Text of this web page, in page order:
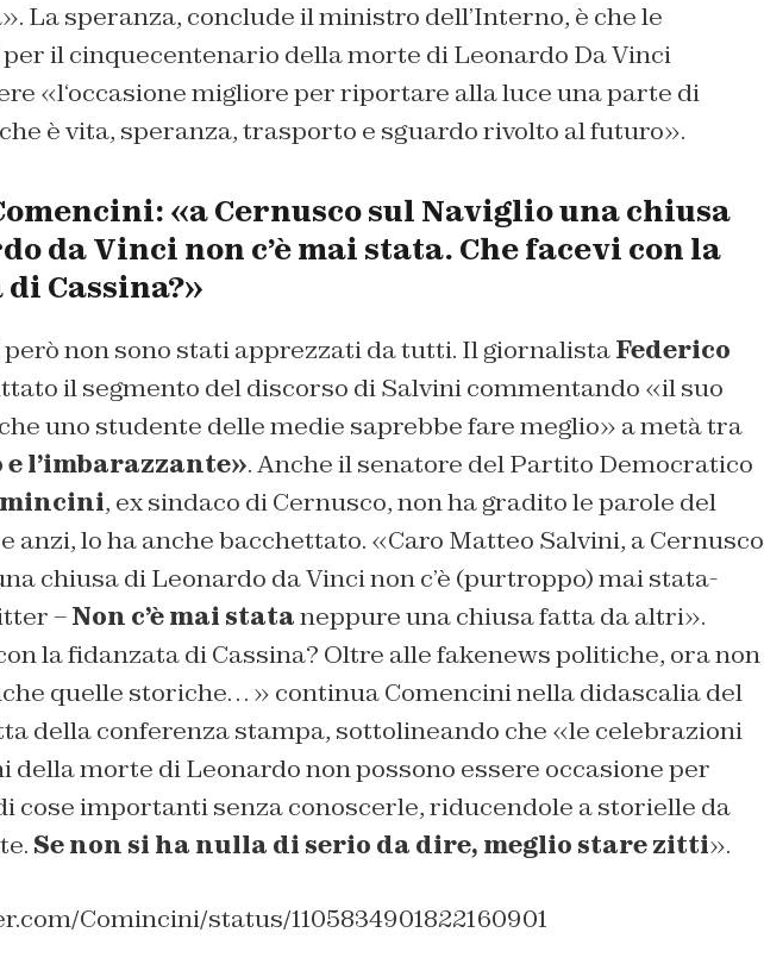
La speranza, conclude il ministro dell’Interno, è che le
il cinquecentenario della morte di Leonardo Da Vinci
«l‘occasione migliore per riportare alla luce una parte di
che è vita, speranza, trasporto e sguardo rivolto al futuro».
«aCernuscosul Naviglio una chiusa
da Vinci non c’è mai stata. Che facevi con la
Cassina?»
non sono stati apprezzati da tutti. Il giornalistaFederico
il segmento del discorso di Salvini commentando «il suo
uno studente delle medie saprebbe fare meglio» a metà tra
l’imbarazzante». Anche il senatore del Partito Democratico
, ex sindaco di Cernusco, non ha gradito le parole del
anzi, lo ha anche bacchettato. «Caro Matteo Salvini, aCernusco
chiusa diLeonardo da Vinci non c’è (purtroppo) mai stata-
–Non c’è mai stataneppure una chiusa fatta da altri».
la fidanzata di Cassina? Oltre alle fakenews politiche, ora non
quelle storiche… » continua Comencini nella didascalia del
della conferenza stampa, sottolineando che «le celebrazioni
della morte di Leonardo non possono essere occasione per
cose importanti senza conoscerle, riducendole a storielle da
Se non si ha nulla di serio da dire, meglio stare zitti».
Comincini/status/1105834901822160901